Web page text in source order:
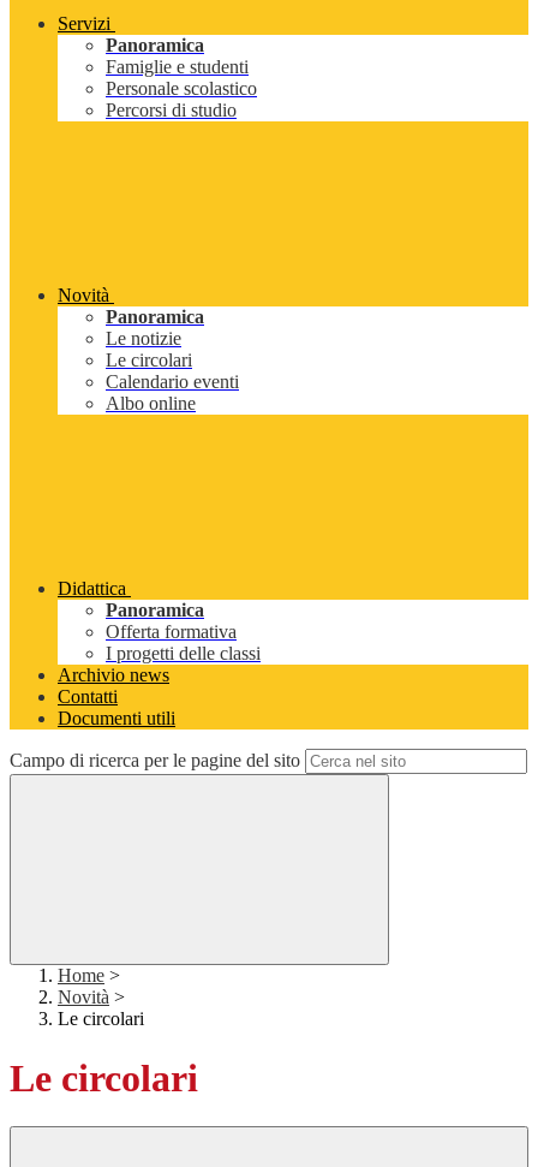
Servizi
Panoramica
Famiglie e studenti
Personale scolastico
Percorsi di studio
Novità
Panoramica
Le notizie
Le circolari
Calendario eventi
Albo online
Didattica
Panoramica
Offerta formativa
I progetti delle classi
Archivio news
Contatti
Documenti utili
Campo di ricerca per le pagine del sito
Home >
Novità >
Le circolari
Le circolari